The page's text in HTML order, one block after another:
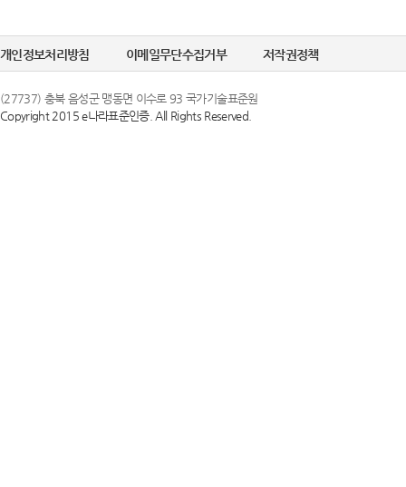
개인정보처리방침 이메일무단수집거부 저작권정책
(27737) 충북 음성군 맹동면 이수로 93 국가기술표준원
Copyright 2015 e나라표준인증. All Rights Reserved.